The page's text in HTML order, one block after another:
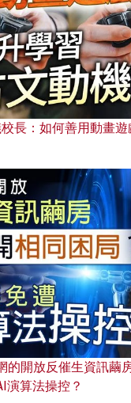
長：如何善用動畫
的開放反催生資訊繭
演算法操控？